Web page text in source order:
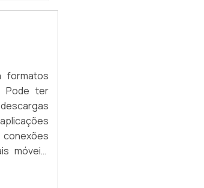
formatos
Pode ter
móveis.
todas as
Material